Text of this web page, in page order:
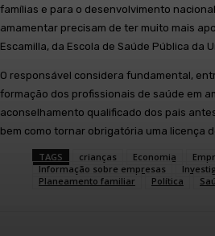
famílias e para o desenvolvimento
amamentar precisam de ter muito mais
Escamilla, da Escola de Saúde Pública da
O responsável considera fundamental,
formação dos profissionais de saúde em
aconselhamento qualificado dos pais
bem como tornar obrigatória uma licença
TAGS crianças Economia
Informação sobre empresas
Planeamento familiar
Política